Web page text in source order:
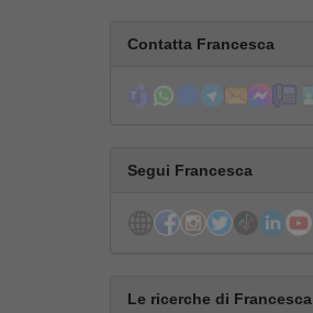
Contatta Francesca
Segui Francesca
Le ricerche di Francesca